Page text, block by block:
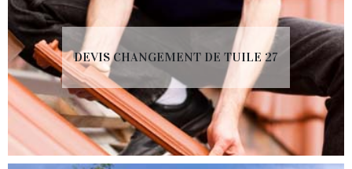
DEVIS CHANGEMENT DE TUILE 27